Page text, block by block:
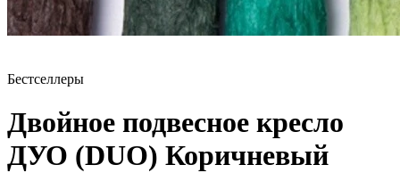
Бестселлеры
Двойное подвесное кресло
ДУО (DUO) Коричневый